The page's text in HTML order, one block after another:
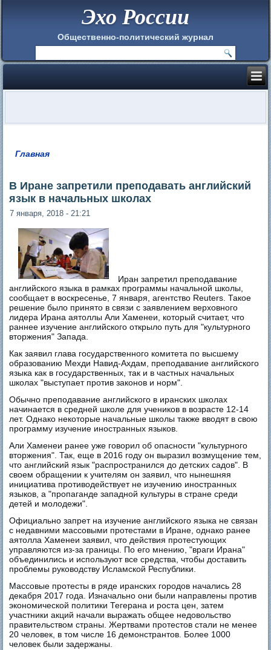
Эхо России
Общественно-политический журнал
Главная
В Иране запретили преподавать английский
язык в начальных школах
7 января, 2018 - 21:21
Иран запретил преподавание
английского языка в рамках программы начальной школы,
сообщает в воскресенье, 7 января, агентство Reuters. Такое
решение было принято в связи с заявлением верховного
лидера Ирана аятоллы Али Хаменеи, который считает, что
раннее изучение английского открыло путь для "культурного
вторжения" Запада.
Как заявил глава государственного комитета по высшему
образованию Мехди Навид-Ахдам, преподавание английского
языка как в государственных, так и в частных начальных
школах "выступает против законов и норм".
Обычно преподавание английского в иранских школах
начинается в средней школе для учеников в возрасте 12-14
лет. Однако некоторые начальные школы также вводят в свою
программу изучение иностранных языков.
Али Хаменеи ранее уже говорил об опасности "культурного
вторжения". Так, еще в 2016 году он выразил возмущение тем,
что английский язык "распространился до детских садов". В
своем обращении к учителям он заявил, что нынешняя
инициатива противодействует не изучению иностранных
языков, а "пропаганде западной культуры в стране среди
детей и молодежи".
Официально запрет на изучение английского языка не связан
с недавними массовыми протестами в Иране, однако ранее
аятолла Хаменеи заявил, что действия протестующих
управляются из-за границы. По его мнению, "враги Ирана"
объединились и используют все средства, чтобы доставить
проблемы руководству Исламской Республики.
Массовые протесты в ряде иранских городов начались 28
декабря 2017 года. Изначально они были направлены против
экономической политики Тегерана и роста цен, затем
участники акций начали выражать общее недовольство
правительством страны. Жертвами протестов стали не менее
20 человек, в том числе 16 демонстрантов. Более 1000
человек были задержаны.